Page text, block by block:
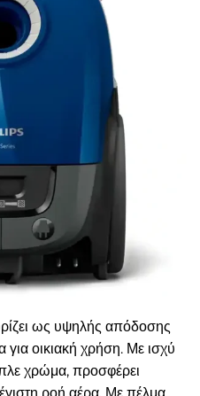
ως υψηλής απόδοσης
οικιακή χρήση. Με ισχύ
χρώμα, προσφέρει
ροή αέρα. Με πέλμα